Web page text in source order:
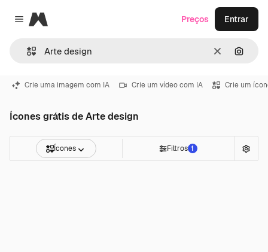
Close menu
Magnific
Limpar
Preços Entrar
Crie uma imagem com IA Crie um vídeo com IA Crie um
Ícones grátis de Arte design
Ícones Filtros 1